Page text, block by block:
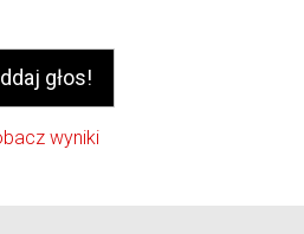
wyniki